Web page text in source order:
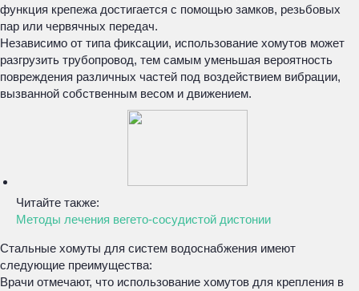
функция крепежа достигается с помощью замков, резьбовых
пар или червячных передач.
Независимо от типа фиксации, использование хомутов может
разгрузить трубопровод, тем самым уменьшая вероятность
повреждения различных частей под воздействием вибрации,
вызванной собственным весом и движением.
Читайте также:
Методы лечения вегето-сосудистой дистонии
Стальные хомуты для систем водоснабжения имеют
следующие преимущества:
Врачи отмечают, что использование хомутов для крепления в